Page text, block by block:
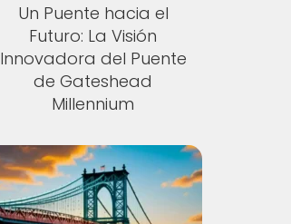
Un Puente hacia el
Futuro: La Visión
Innovadora del Puente
de Gateshead
Millennium